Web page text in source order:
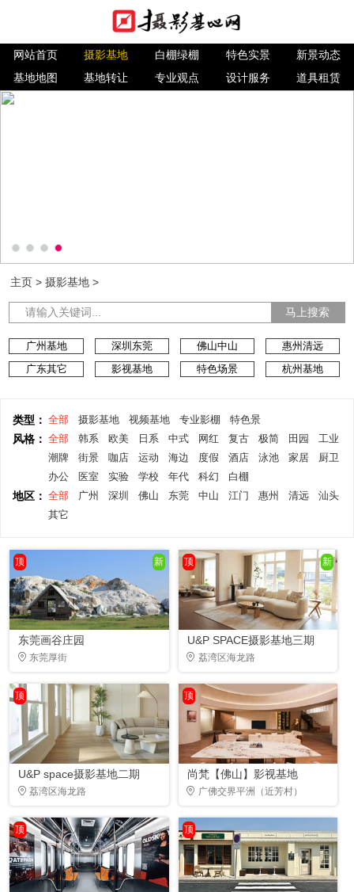
网站首页 摄影基地 白棚绿棚 特色实景
新景动态
基地地图
基地转让 专业观点 设计服务 道具租赁
主页 >摄影基地 >
马上搜索
广州基地 深圳东莞 佛山中山
惠州清远
广东其它
影视基地 特色场景 杭州基地
类型： 全部 摄影基地 视频基地 专业影棚 特色景
风格： 全部 韩系 欧美 日系 中式 网红 复古 极简 田园
工业
潮牌
街景 咖店 运动 海边 度假 酒店 泳池 家居
厨卫
办公
医室 实验 学校 年代 科幻 白棚
地区： 全部 广州 深圳 佛山 东莞 中山 江门 惠州 清远
汕头
其它
新
顶
东莞画谷庄园
东莞厚街
新
顶
U&P SPACE摄影基地三期
荔湾区海龙路
顶
U&P space摄影基地二期
荔湾区海龙路
顶
尚梵【佛山】影视基地
广佛交界平洲（近芳村）
顶 顶